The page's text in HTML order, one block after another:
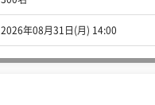
2026年08月31日(月) 14:00